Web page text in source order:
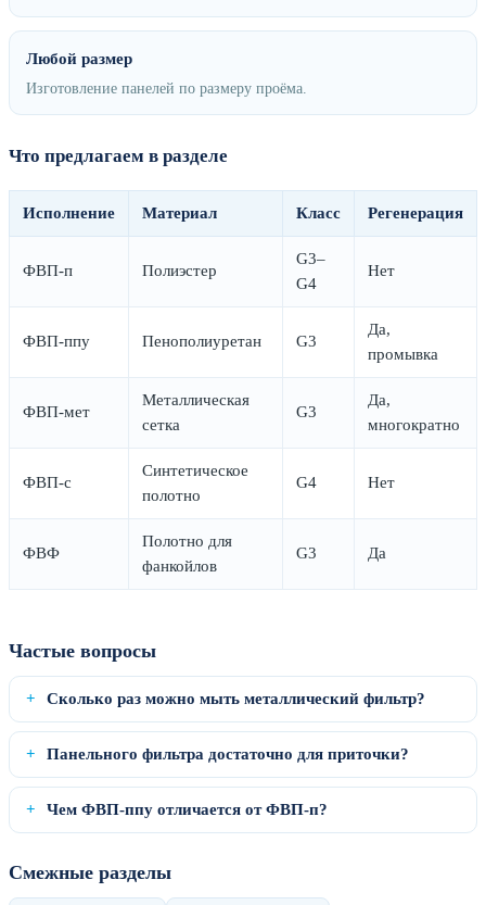
Любой размер
Изготовление панелей по размеру проёма.
Что предлагаем в разделе
Исполнение Материал Класс Регенерация
ФВП-п Полиэстер
G3–
G4
Нет
ФВП-ппу Пенополиуретан G3
Да,
промывка
ФВП-мет
Металлическая
сетка
G3
Да,
многократно
ФВП-с
Синтетическое
полотно
G4 Нет
ФВФ
Полотно для
фанкойлов
G3 Да
Частые вопросы
Сколько раз можно мыть металлический фильтр?
Панельного фильтра достаточно для приточки?
Чем ФВП-ппу отличается от ФВП-п?
Смежные разделы